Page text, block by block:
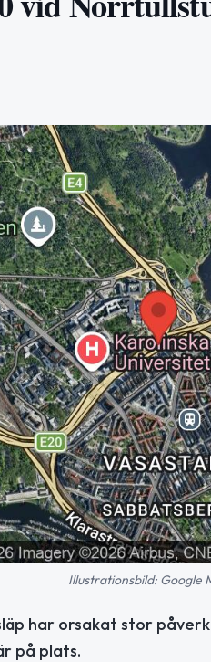
Illustrationsbild: Google
har orsakat stor
på plats.